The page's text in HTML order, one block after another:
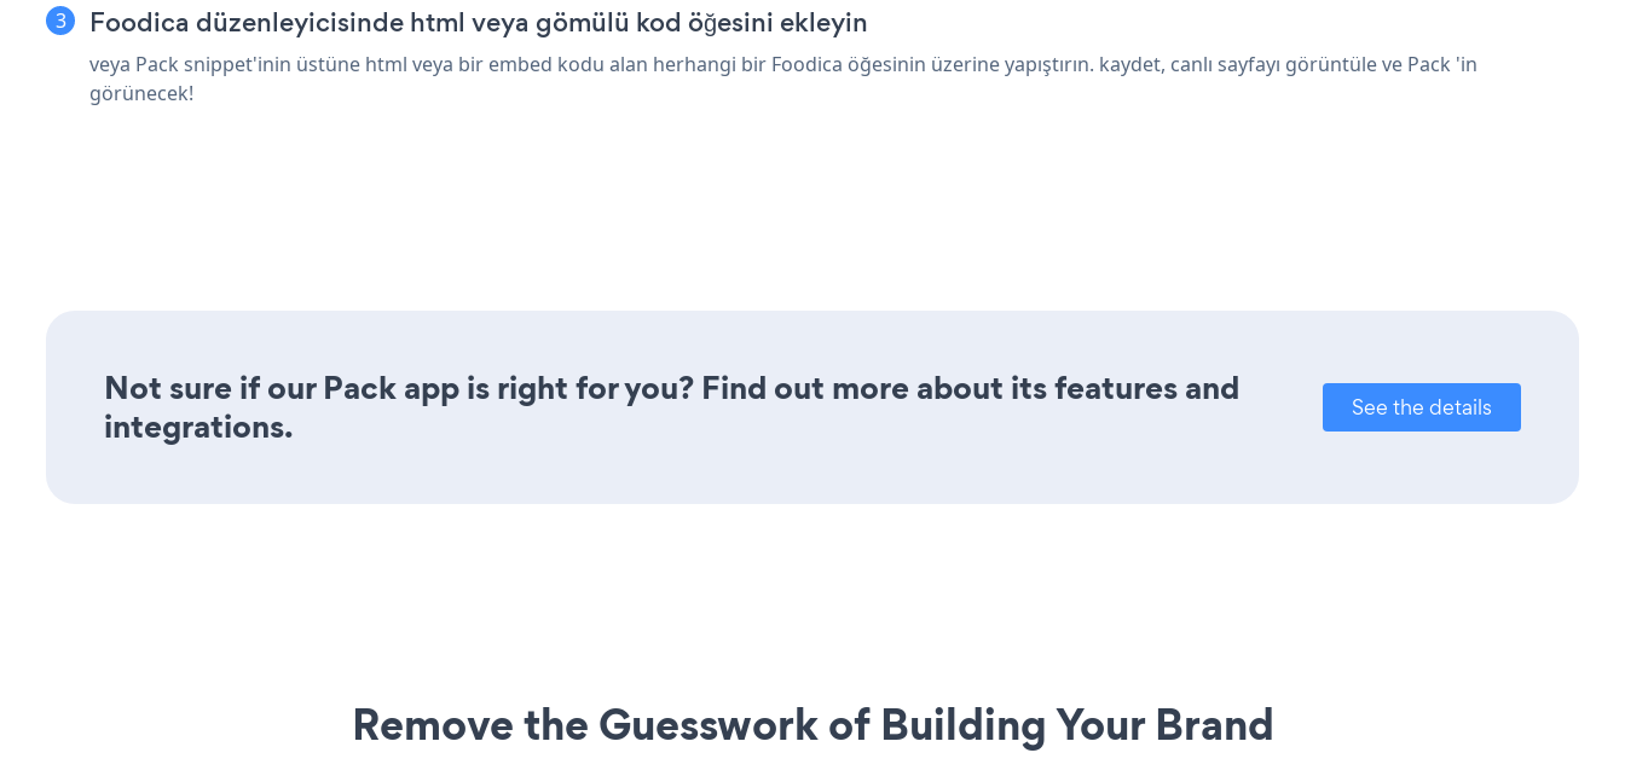
Foodica düzenleyicisinde html veya gömülü kod öğesini ekleyin
veya Pack snippet'inin üstüne html veya bir embed kodu alan herhangi bir Foodica öğesinin üzerine yapıştırın. kaydet, canlı sayfayı görüntüle ve Pack 'in
görünecek!
Not sure if our Pack app is right for you? Find out more about its features and
integrations.
See the details
Remove the Guesswork of Building Your Brand